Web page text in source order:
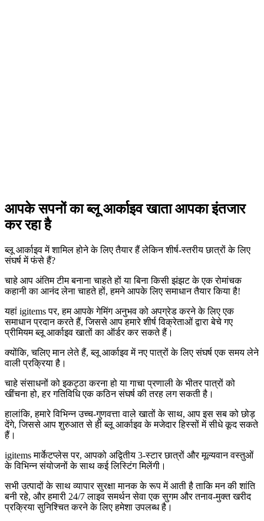
आपके सपनों का ब्लू आर्काइव खाता आपका इंतजार
कर रहा है
ब्लू आर्काइव में शामिल होने के लिए तैयार हैं लेकिन शीर्ष-स्तरीय छात्रों के लिए
संघर्ष में फंसे हैं?
चाहे आप अंतिम टीम बनाना चाहते हों या बिना किसी झंझट के एक रोमांचक
कहानी का आनंद लेना चाहते हों, हमने आपके लिए समाधान तैयार किया है!
यहां igitems पर, हम आपके गेमिंग अनुभव को अपग्रेड करने के लिए एक
समाधान प्रदान करते हैं, जिससे आप हमारे शीर्ष विक्रेताओं द्वारा बेचे गए
प्रीमियम ब्लू आर्काइव खातों का ऑर्डर कर सकते हैं।
क्योंकि, चलिए मान लेते हैं, ब्लू आर्काइव में नए पात्रों के लिए संघर्ष एक समय लेने
वाली प्रक्रिया है।
चाहे संसाधनों को इकट्ठा करना हो या गाचा प्रणाली के भीतर पात्रों को
खींचना हो, हर गतिविधि एक कठिन संघर्ष की तरह लग सकती है।
हालांकि, हमारे विभिन्न उच्च-गुणवत्ता वाले खातों के साथ, आप इस सब को छोड़
देंगे, जिससे आप शुरुआत से ही ब्लू आर्काइव के मजेदार हिस्सों में सीधे कूद सकते
हैं।
igitems मार्केटप्लेस पर, आपको अद्वितीय 3-स्टार छात्रों और मूल्यवान वस्तुओं
के विभिन्न संयोजनों के साथ कई लिस्टिंग मिलेंगी।
सभी उत्पादों के साथ व्यापार सुरक्षा मानक के रूप में आती है ताकि मन की शांति
बनी रहे, और हमारी 24/7 लाइव समर्थन सेवा एक सुगम और तनाव-मुक्त खरीद
प्रक्रिया सुनिश्चित करने के लिए हमेशा उपलब्ध है।